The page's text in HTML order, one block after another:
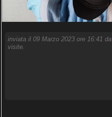
inviata il 09 Marzo 2023 ore 16:41 da
visite.